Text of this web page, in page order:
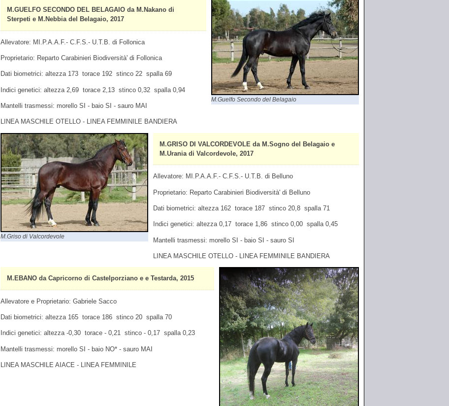
M.Guelfo Secondo del Belagaio
M.GUELFO SECONDO DEL BELAGAIO da M.Nakano di
Sterpeti e M.Nebbia del Belagaio, 2017
Allevatore: MI.P.A.A.F.- C.F.S.- U.T.B. di Follonica
Proprietario: Reparto Carabinieri Biodiversità' di Follonica
Dati biometrici: altezza 173 torace 192 stinco 22 spalla 69
Indici genetici: altezza 2,69 torace 2,13 stinco 0,32 spalla 0,94
Mantelli trasmessi: morello SI - baio SI - sauro MAI
LINEA MASCHILE OTELLO - LINEA FEMMINILE BANDIERA
M.Griso di Valcordevole
M.GRISO DI VALCORDEVOLE da M.Sogno del Belagaio e
M.Urania di Valcordevole, 2017
Allevatore: MI.P.A.A.F.- C.F.S.- U.T.B. di Belluno
Proprietario: Reparto Carabinieri Biodiversità' di Belluno
Dati biometrici: altezza 162 torace 187 stinco 20,8 spalla 71
Indici genetici: altezza 0,17 torace 1,86 stinco 0,00 spalla 0,45
Mantelli trasmessi: morello SI - baio SI - sauro SI
LINEA MASCHILE OTELLO - LINEA FEMMINILE BANDIERA
M.EBANO da Capricorno di Castelporziano e e Testarda, 2015
Allevatore e Proprietario: Gabriele Sacco
Dati biometrici: altezza 165 torace 186 stinco 20 spalla 70
Indici genetici: altezza -0,30 torace - 0,21 stinco - 0,17 spalla 0,23
Mantelli trasmessi: morello SI - baio NO* - sauro MAI
LINEA MASCHILE AIACE - LINEA FEMMINILE